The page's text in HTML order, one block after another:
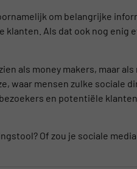
om belangrijke
Als dat ook nog enig
als money makers, maar
waar mensen zulke sociale
en potentiële
Of zou je sociale